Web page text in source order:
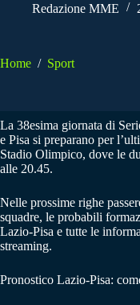
Redazione MME
Home / Sport
La 38esima giornata di
e Pisa si preparano per
Stadio Olimpico, dove le
alle 20.45.
Nelle prossime righe
squadre, le probabili
Lazio-Pisa e tutte le
streaming.
Pronostico Lazio-Pisa: